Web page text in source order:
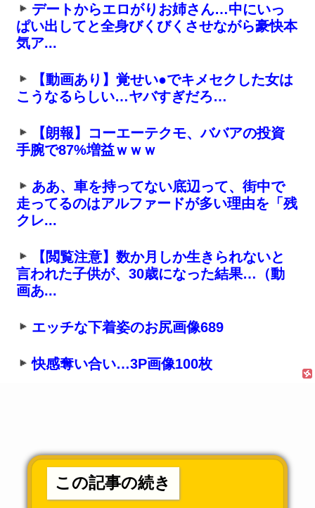
デートからエロがりお姉さん…中にいっ
ぱい出してと全身びくびくさせながら豪快本
気ア...
【動画あり】覚せい●でキメセクした女は
こうなるらしい…ヤバすぎだろ…
【朗報】コーエーテクモ、ババアの投資
手腕で87%増益ｗｗｗ
ああ、車を持ってない底辺って、街中で
走ってるのはアルファードが多い理由を「残
クレ...
【閲覧注意】数か月しか生きられないと
言われた子供が、30歳になった結果…（動
画あ...
エッチな下着姿のお尻画像689
快感奪い合い…3P画像100枚
この記事の続き